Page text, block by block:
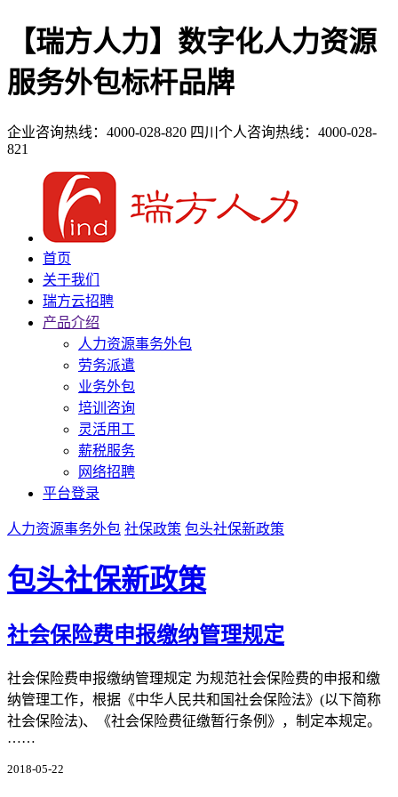
【瑞方人力】数字化人力资源
服务外包标杆品牌
企业咨询热线：4000-028-820 四川个人咨询热线：4000-028-
821
首页
关于我们
瑞方云招聘
产品介绍
人力资源事务外包
劳务派遣
业务外包
培训咨询
灵活用工
薪税服务
网络招聘
平台登录
人力资源事务外包 社保政策 包头社保新政策
包头社保新政策
社会保险费申报缴纳管理规定
社会保险费申报缴纳管理规定 为规范社会保险费的申报和缴
纳管理工作，根据《中华人民共和国社会保险法》(以下简称
社会保险法)、《社会保险费征缴暂行条例》，制定本规定。
……
2018-05-22